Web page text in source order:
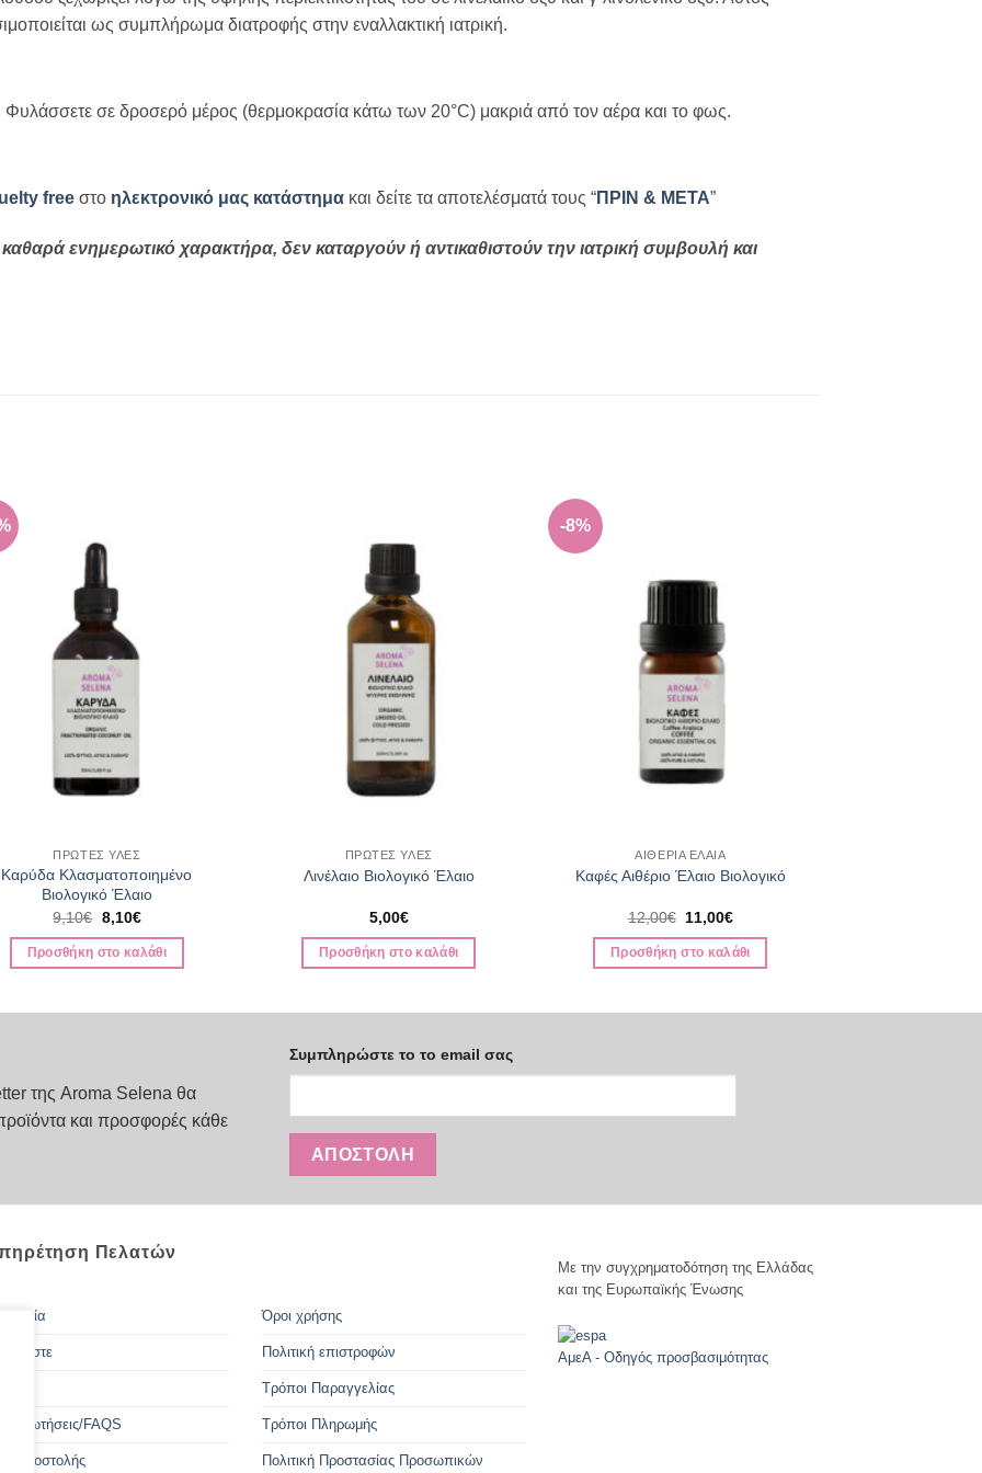
ως συμπλήρωμα διατροφής στην εναλλακτική ιατρική.
Φυλάσσετε σε δροσερό μέρος (θερμοκρασία κάτω των 20°C) μακριά από τον αέρα και το φως.
free στο ηλεκτρονικό μας κατάστημα και δείτε τα αποτελέσματά τους “ΠΡΙΝ & ΜΕΤΑ”
ενημερωτικό χαρακτήρα, δεν καταργούν ή αντικαθιστούν την ιατρική συμβουλή και
ΠΡΩΤΕΣ ΥΛΕΣ
Καρύδα Κλασματοποιημένο
Βιολογικό Έλαιο
9,10€ Original
was:
9,10€.
8,10€Η
τιμή
είναι:
Προσθήκη στο καλάθι
ΠΡΩΤΕΣ ΥΛΕΣ
Λινέλαιο Βιολογικό Έλαιο
5,00€
Προσθήκη στο καλάθι
-8%
ΑΙΘΕΡΙΑ ΕΛΑΙΑ
Καφές Αιθέριο Έλαιο Βιολογικό
12,00€ Original
was:
12,00€.
11,00€Η
τιμή
είναι:
Προσθήκη στο καλάθι
της Aroma Selena θα
και προσφορές κάθε
Συμπληρώστε το το email σας
Πελατών
Είμαστε
ερωτήσεις/FAQS
Αποστολής
Όροι χρήσης
Πολιτική επιστροφών
Τρόποι Παραγγελίας
Τρόποι Πληρωμής
Πολιτική Προστασίας Προσωπικών
Με την συγχρηματοδότηση της Ελλάδας
και της Ευρωπαϊκής Ένωσης
ΑμεΑ - Οδηγός προσβασιμότητας